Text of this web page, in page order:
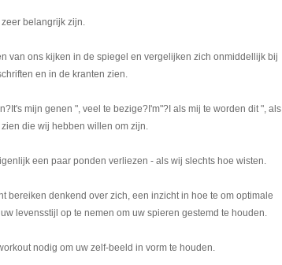
belangrijk zijn.
van ons kijken in de spiegel en vergelijken zich onmiddellijk bij
en in de kranten zien.
mijn genen ", veel te bezige?I'm"?I als mij te worden dit ", als
die wij hebben willen om zijn.
een paar ponden verliezen - als wij slechts hoe wisten.
bereiken denkend over zich, een inzicht in hoe te om optimale
levensstijl op te nemen om uw spieren gestemd te houden.
nodig om uw zelf-beeld in vorm te houden.